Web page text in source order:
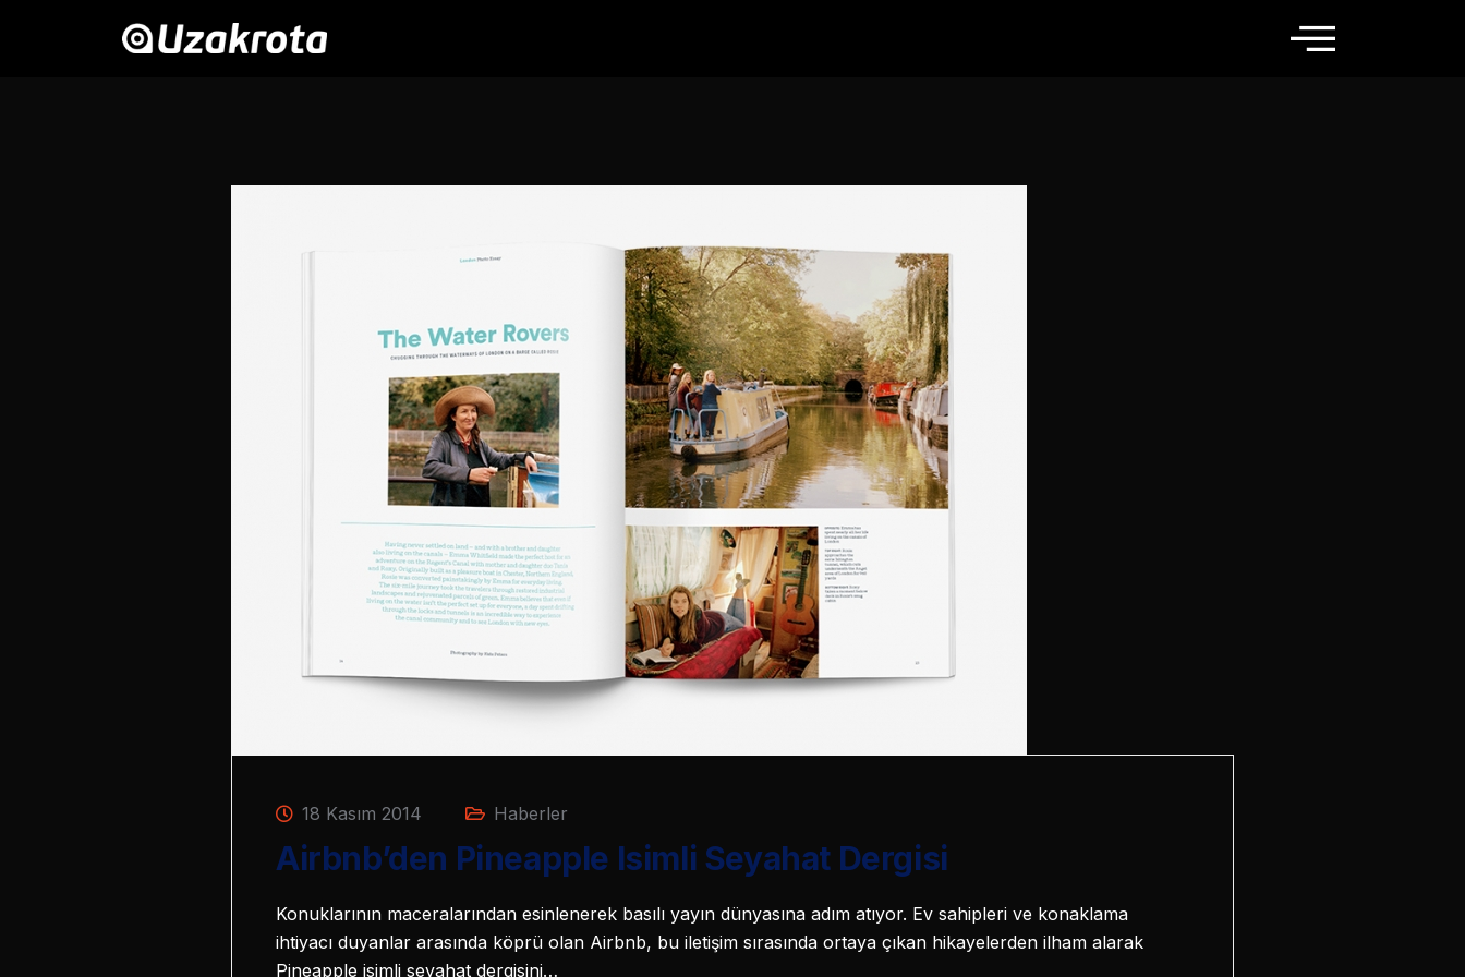
18 Kasım 2014 Haberler
Airbnb’den Pineapple Isimli Seyahat Dergisi
Konuklarının maceralarından esinlenerek basılı yayın dünyasına adım atıyor. Ev sahipleri ve konaklama
ihtiyacı duyanlar arasında köprü olan Airbnb, bu iletişim sırasında ortaya çıkan hikayelerden ilham alarak
Pineapple isimli seyahat dergisini…